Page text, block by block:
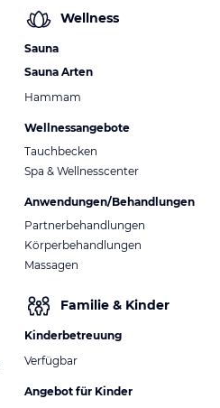
Wellness
Sauna
Sauna Arten
Hammam
Wellnessangebote
Tauchbecken
Spa & Wellnesscenter
Anwendungen/Behandlungen
Partnerbehandlungen
Körperbehandlungen
Massagen
Familie & Kinder
Kinderbetreuung
Verfügbar
Angebot für Kinder